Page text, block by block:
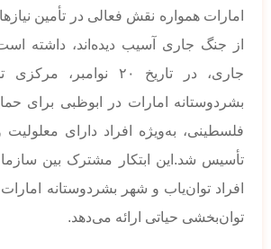
امارات همواره نقش فعالی در تأمین
از جنگ جاری آسیب دیده‌اند، داشته
جاری، در تاریخ ۲۰
بشردوستانه امارات در ابوظبی برای
فلسطینی، به‌ویژه افراد دارای
تأسیس شد.این ابتکار مشترک بین
افراد توان‌یاب و شهر بشردوستانه
توان‌بخشی حیاتی ارائه می‌دهد.